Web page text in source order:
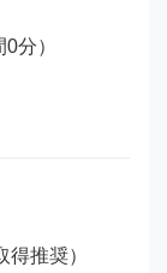
分）
推奨）